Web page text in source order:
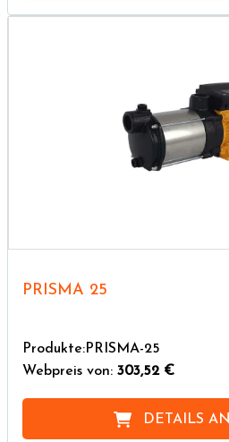
PRISMA 25
Produkte:PRISMA-25
Webpreis von: 303,52 €
DETAILS